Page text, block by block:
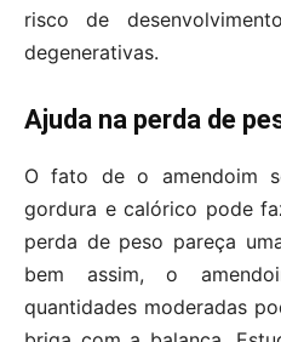
risco de
degenerativas.
Ajuda na perda de
O fato de o amendoim
gordura e calórico pode
perda de peso pareça
bem assim, o
quantidades moderadas